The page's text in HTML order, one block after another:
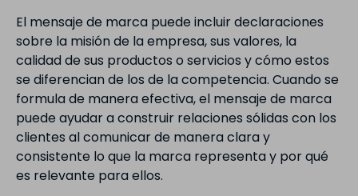
El mensaje de marca puede incluir declaraciones
sobre la misión de la empresa, sus valores, la
calidad de sus productos o servicios y cómo estos
se diferencian de los de la competencia. Cuando se
formula de manera efectiva, el mensaje de marca
puede ayudar a construir relaciones sólidas con los
clientes al comunicar de manera clara y
consistente lo que la marca representa y por qué
es relevante para ellos.